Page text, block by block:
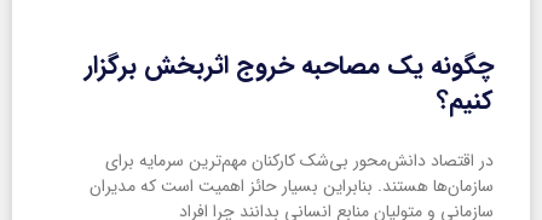
چگونه یک مصاحبه خروج اثربخش برگزار
کنیم؟
در اقتصاد دانش‌محور بی‌شک کارکنان مهم‌ترین سرمایه برای
سازمان‌ها هستند. بنابراین بسیار حائز اهمیت است که مدیران
سازمانی و متولیان منابع انسانی بدانند چرا افراد